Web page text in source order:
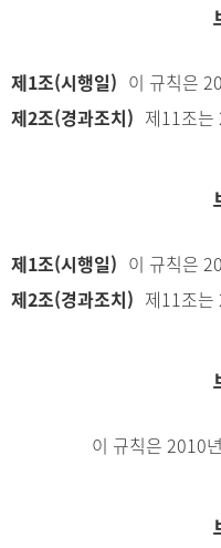
제1조(시행일) 이 규칙은
제2조(경과조치) 제11조는
제1조(시행일) 이 규칙은
제2조(경과조치) 제11조는
이 규칙은 2010